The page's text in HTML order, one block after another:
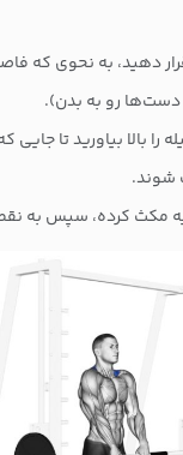
دهید، به نحوی که
رو به بدن).
را بالا بیاورید تا
شوند.